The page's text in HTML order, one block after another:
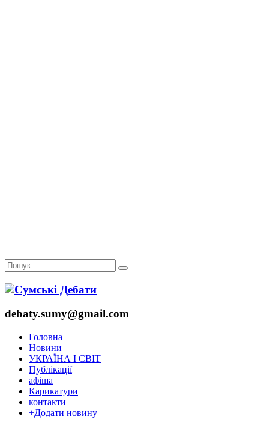
debaty.sumy@gmail.com
Головна
Новини
УКРАЇНА І СВІТ
Публікації
афіша
Карикатури
контакти
+Додати новину